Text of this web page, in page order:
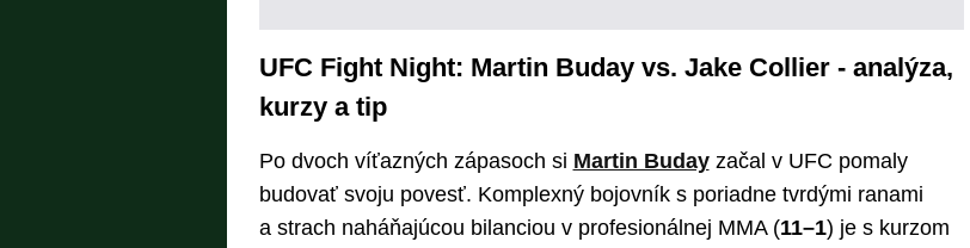
UFC Fight Night: Martin Buday vs. Jake Collier - analýza,
kurzy a tip
Po dvoch víťazných zápasoch si Martin Budayzačal v UFC pomaly
budovať svoju povesť. Komplexný bojovník s poriadne tvrdými ranami
a strach naháňajúcou bilanciou v profesionálnej MMA (11–1) je s kurzom